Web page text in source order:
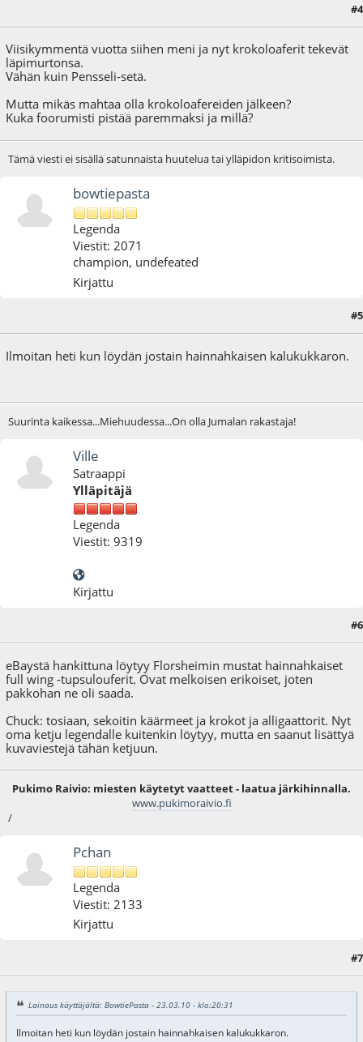
#4
Viisikymmentä vuotta siihen meni ja nyt krokoloaferit tekevät
läpimurtonsa.
Vähän kuin Pensseli-setä.
Mutta mikäs mahtaa olla krokoloafereiden jälkeen?
Kuka foorumisti pistää paremmaksi ja millä?
Tämä viesti ei sisällä satunnaista huutelua tai ylläpidon kritisoimista.
bowtiepasta
Legenda
Viestit: 2071
champion, undefeated
Kirjattu
#5
Ilmoitan heti kun löydän jostain hainnahkaisen kalukukkaron.
Suurinta kaikessa...Miehuudessa...On olla Jumalan rakastaja!
Ville
Satraappi
Ylläpitäjä
Legenda
Viestit: 9319
Kirjattu
#6
eBaystä hankittuna löytyy Florsheimin mustat hainnahkaiset
full wing -tupsulouferit. Ovat melkoisen erikoiset, joten
pakkohan ne oli saada.
Chuck: tosiaan, sekoitin käärmeet ja krokot ja alligaattorit. Nyt
oma ketju legendalle kuitenkin löytyy, mutta en saanut lisättyä
kuvaviestejä tähän ketjuun.
Pukimo Raivio: miesten käytetyt vaatteet - laatua järkihinnalla.
www.pukimoraivio.fi
/
Pchan
Legenda
Viestit: 2133
Kirjattu
#7
Lainaus käyttäjältä: BowtiePasta - 23.03.10 - klo:20:31
Ilmoitan heti kun löydän jostain hainnahkaisen kalukukkaron.